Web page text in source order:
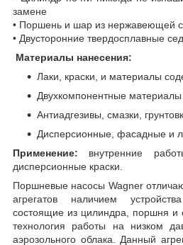
замене
• Поршень и шар из нержавеющей
• Двусторонние твердосплавные
Материалы нанесения:
Лаки, краски, и материалы
Двухкомпонентные
Антиадгезивы, смазки,
Дисперсионные, фасадные и
Применение: внутренние
дисперсионные краски.
Поршневые насосы Wagner
агрегатов наличием
состоящие из цилиндра, поршня и
технология работы на низком
аэрозольного облака. Данный